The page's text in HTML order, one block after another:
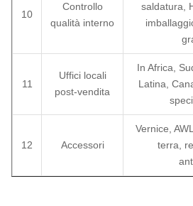
10
Controllo
qualità interno
saldatura,
11
Uffici locali
post-vendita
In Africa,
Latina,
12 Accessori
Vernice,
terra,